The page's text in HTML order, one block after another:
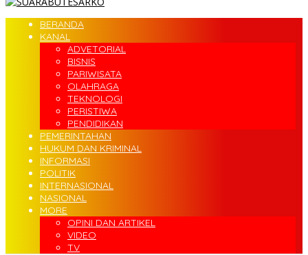
BERANDA
KANAL
ADVETORIAL
BISNIS
PARIWISATA
OLAHRAGA
TEKNOLOGI
PERISTIWA
PENDIDIKAN
PEMERINTAHAN
HUKUM DAN KRIMINAL
INFORMASI
POLITIK
INTERNASIONAL
NASIONAL
MORE
OPINI DAN ARTIKEL
VIDEO
TV